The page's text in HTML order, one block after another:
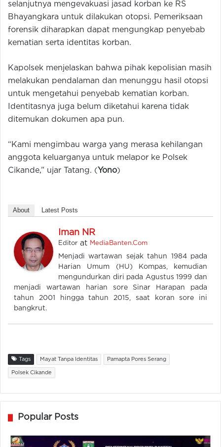
selanjutnya mengevakuasi jasad korban ke RS
Bhayangkara untuk dilakukan otopsi. Pemeriksaan
forensik diharapkan dapat mengungkap penyebab
kematian serta identitas korban.
Kapolsek menjelaskan bahwa pihak kepolisian masih
melakukan pendalaman dan menunggu hasil otopsi
untuk mengetahui penyebab kematian korban.
Identitasnya juga belum diketahui karena tidak
ditemukan dokumen apa pun.
“Kami mengimbau warga yang merasa kehilangan
anggota keluarganya untuk melapor ke Polsek
Cikande,” ujar Tatang. ( Yono)
About Latest Posts
Iman NR
Editor at MediaBanten.Com
Menjadi wartawan sejak tahun 1984 pada
Harian Umum (HU) Kompas, kemudian
mengundurkan diri pada Agustus 1999 dan
menjadi wartawan harian sore Sinar Harapan pada
tahun 2001 hingga tahun 2015, saat koran sore ini
bangkrut.
Tags Mayat Tanpa Identitas Pamapta Pores Serang
Polsek Cikande
Popular Posts